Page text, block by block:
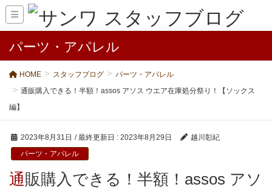
パーツ・アパレル
HOME スタッフブログ
パーツ・アパレル
通販購入できる！半額！assos アソス ウエア在庫処分祭り！【ソックス
編】
2023年8月31日 / 最終更新日 : 2023年8月29日
越川彰紀
パーツ・アパレル
通販購入できる！半額！assos アソ